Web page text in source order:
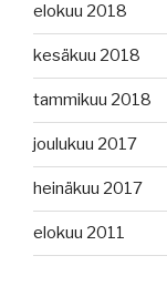
elokuu 2018
kesäkuu 2018
tammikuu 2018
joulukuu 2017
heinäkuu 2017
elokuu 2011